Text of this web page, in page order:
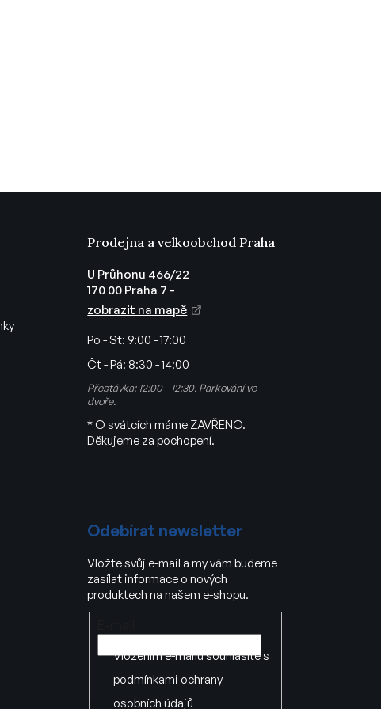
Prodejna a velkoobchod Praha
U Průhonu 466/22
170 00 Praha 7 -
zobrazit na mapě
Po - St: 9:00 - 17:00
Čt - Pá: 8:30 - 14:00
Přestávka: 12:00 - 12:30. Parkování ve
dvoře.
* O svátcích máme ZAVŘENO.
Děkujeme za pochopení.
Odebírat newsletter
Vložte svůj e-mail a my vám budeme
zasílat informace o nových
produktech na našem e-shopu.
Vložením e-mailu souhlasíte s
podmínkami ochrany
osobních údajů